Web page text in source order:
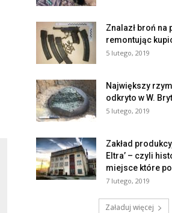
Znalazł broń na
remontując
5 lutego, 2019
Największy
odkryto w W.
5 lutego, 2019
Zakład
Eltra’ – czyli
miejsce które
7 lutego, 2019
Załaduj więcej